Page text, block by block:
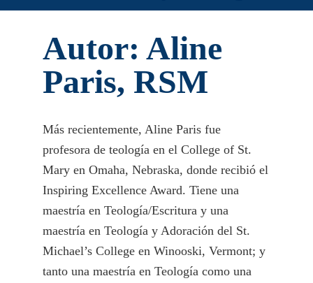
Autor: Aline
Paris, RSM
Más recientemente, Aline Paris fue
profesora de teología en el College of St.
Mary en Omaha, Nebraska, donde recibió el
Inspiring Excellence Award. Tiene una
maestría en Teología/Escritura y una
maestría en Teología y Adoración del St.
Michael’s College en Winooski, Vermont; y
tanto una maestría en Teología como una